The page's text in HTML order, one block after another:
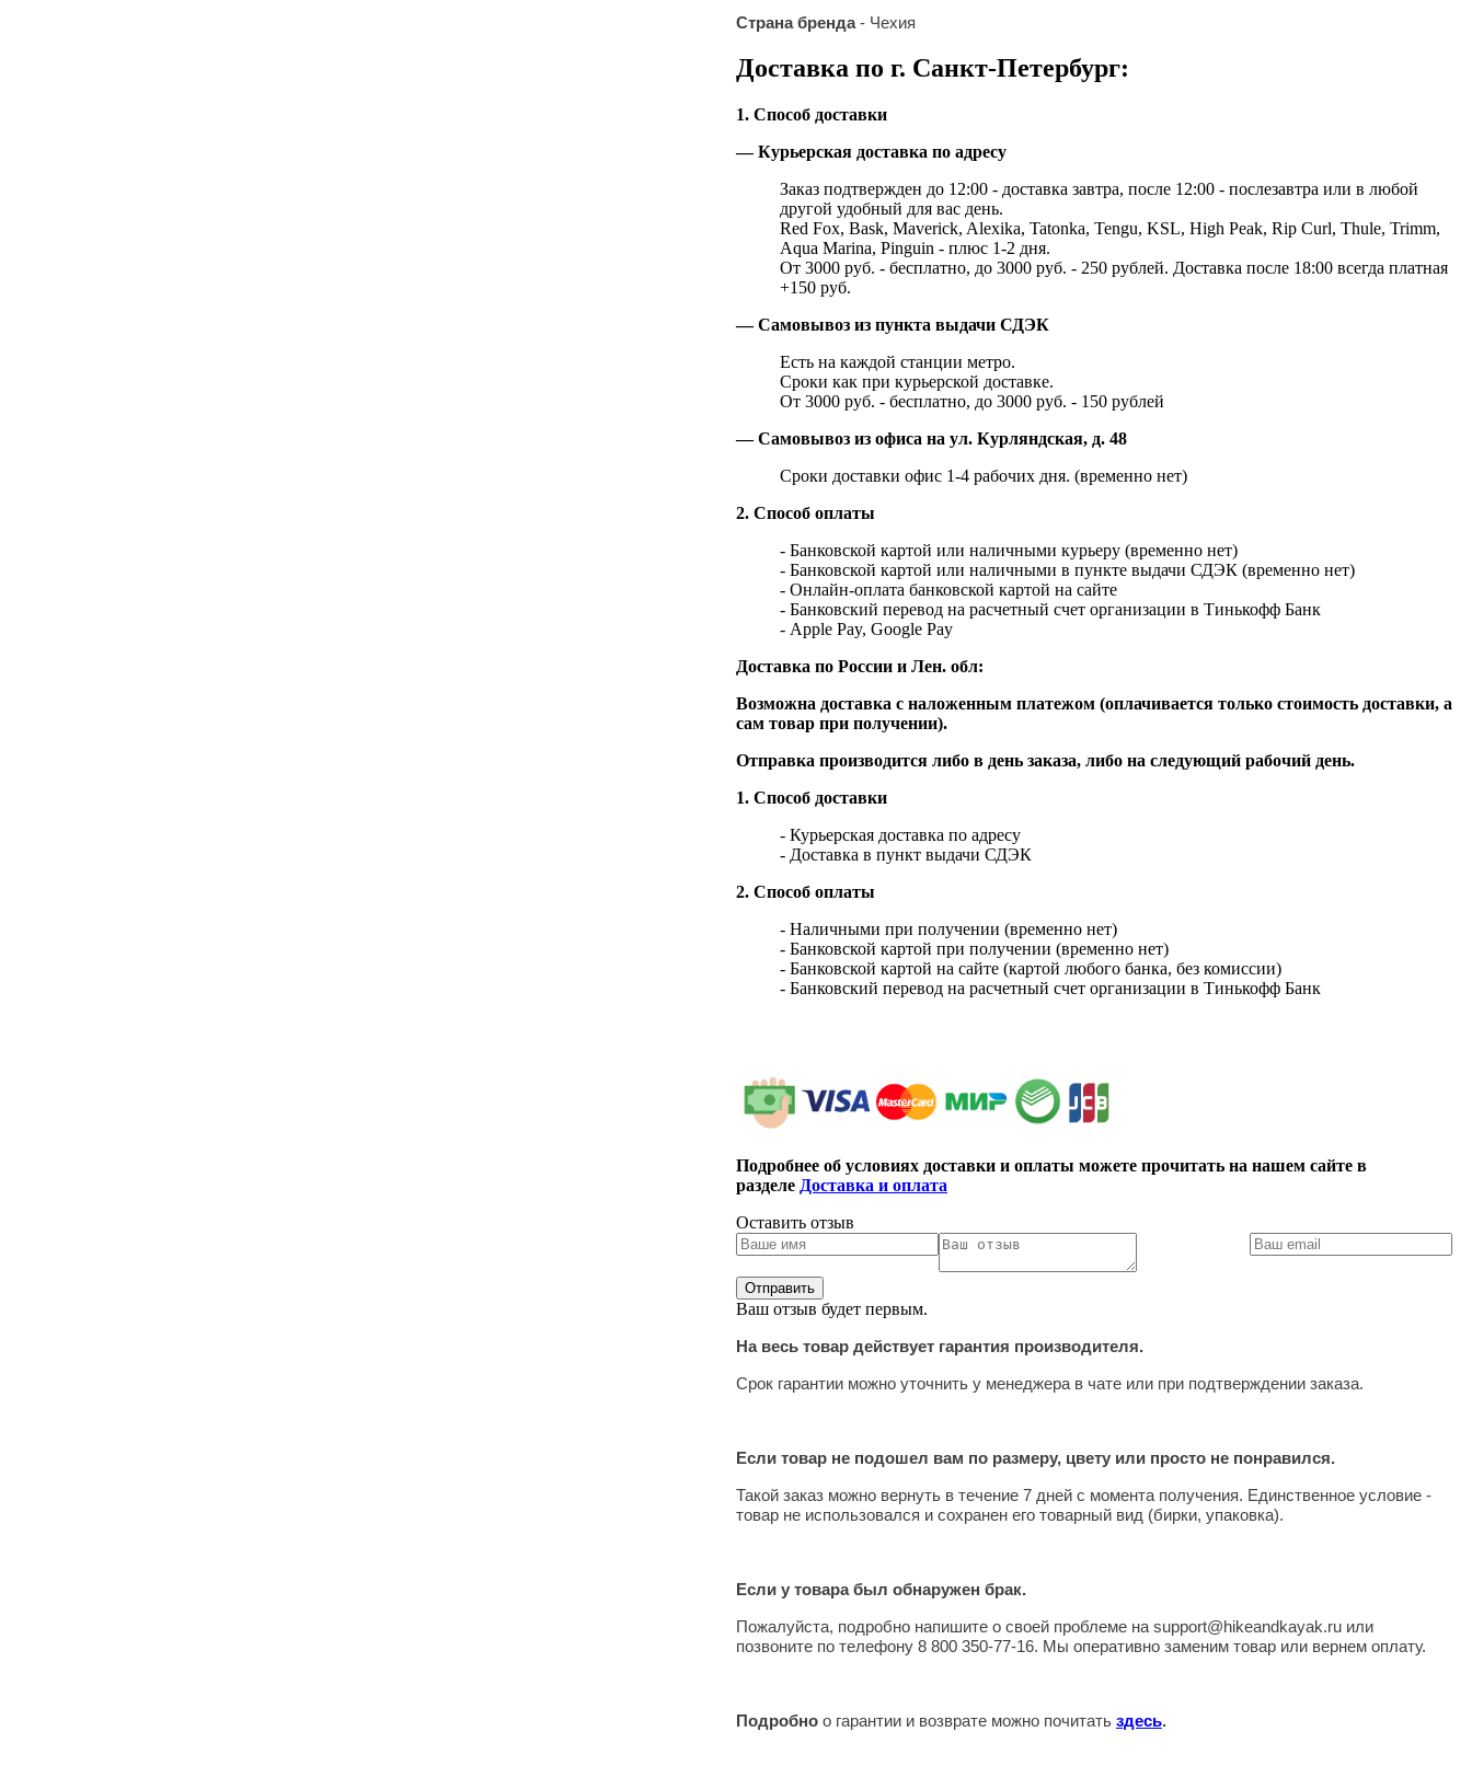
Страна бренда- Чехия
Доставка по г. Санкт-Петербург:
1. Способ доставки
— Курьерская доставка по адресу
Заказ подтвержден до 12:00 - доставка завтра, после 12:00 - послезавтра или в любой
другой удобный для вас день.
Red Fox, Bask, Maverick, Alexika, Tatonka, Tengu, KSL, High Peak, Rip Curl, Thule, Trimm,
Aqua Marina, Pinguin - плюс 1-2 дня.
От 3000 руб. - бесплатно, до 3000 руб. - 250 рублей. Доставка после 18:00 всегда платная
+150 руб.
— Самовывоз из пункта выдачи СДЭК
Есть на каждой станции метро.
Сроки как при курьерской доставке.
От 3000 руб. - бесплатно, до 3000 руб. - 150 рублей
— Самовывоз из офиса на ул. Курляндская, д. 48
Сроки доставки офис 1-4 рабочих дня. (временно нет)
2. Способ оплаты
- Банковской картой или наличными курьеру (временно нет)
- Банковской картой или наличными в пункте выдачи СДЭК (временно нет)
- Онлайн-оплата банковской картой на сайте
- Банковский перевод на расчетный счет организации в Тинькофф Банк
- Apple Pay, Google Pay
Доставка по России и Лен. обл:
Возможна доставка с наложенным платежом (оплачивается только стоимость доставки, а
сам товар при получении).
Отправка производится либо в день заказа, либо на следующий рабочий день.
1. Способ доставки
- Курьерская доставка по адресу
- Доставка в пункт выдачи СДЭК
2. Способ оплаты
- Наличными при получении (временно нет)
- Банковской картой при получении (временно нет)
- Банковской картой на сайте (картой любого банка, без комиссии)
- Банковский перевод на расчетный счет организации в Тинькофф Банк
Подробнее об условиях доставки и оплаты можете прочитать на нашем сайте в
разделе Доставка и оплата
Оставить отзыв
Ваш отзыв будет первым.
На весь товар действует гарантия производителя.
Срок гарантии можно уточнить у менеджера в чате или при подтверждении заказа.
Если товар не подошел вам по размеру, цвету или просто не понравился.
Такой заказ можно вернуть в течение 7 дней с момента получения. Единственное условие -
товар не использовался и сохранен его товарный вид (бирки, упаковка).
Если у товара был обнаружен брак.
Пожалуйста, подробно напишите о своей проблеме на support@hikeandkayak.ru или
позвоните по телефону 8 800 350-77-16. Мы оперативно заменим товар или вернем оплату.
Подробно о гарантии и возврате можно почитать здесь.